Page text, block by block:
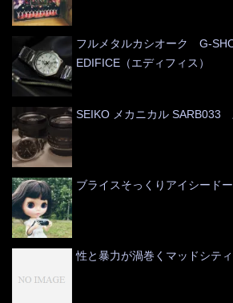
フルメタルカシオーク G-
EDIFICE（エディフィス）
SEIKO メカニカル SARB033
ブライスそっくりアイシード
性と暴力が渦巻くマッドシティ